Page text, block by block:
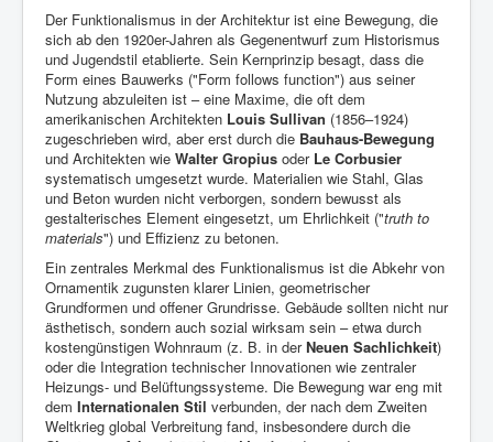
Der Funktionalismus in der Architektur ist eine Bewegung, die
sich ab den 1920er-Jahren als Gegenentwurf zum Historismus
und Jugendstil etablierte. Sein Kernprinzip besagt, dass die
Form eines Bauwerks ("Form follows function") aus seiner
Nutzung abzuleiten ist – eine Maxime, die oft dem
amerikanischen Architekten Louis Sullivan (1856–1924)
zugeschrieben wird, aber erst durch die Bauhaus-Bewegung
und Architekten wie Walter Gropius oder Le Corbusier
systematisch umgesetzt wurde. Materialien wie Stahl, Glas
und Beton wurden nicht verborgen, sondern bewusst als
gestalterisches Element eingesetzt, um Ehrlichkeit ("truth to
materials") und Effizienz zu betonen.
Ein zentrales Merkmal des Funktionalismus ist die Abkehr von
Ornamentik zugunsten klarer Linien, geometrischer
Grundformen und offener Grundrisse. Gebäude sollten nicht nur
ästhetisch, sondern auch sozial wirksam sein – etwa durch
kostengünstigen Wohnraum (z. B. in derNeuen Sachlichkeit)
oder die Integration technischer Innovationen wie zentraler
Heizungs- und Belüftungssysteme. Die Bewegung war eng mit
dem Internationalen Stil verbunden, der nach dem Zweiten
Weltkrieg global Verbreitung fand, insbesondere durch die